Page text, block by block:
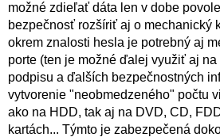
možné zdieľať dáta len v dobe
bezpečnosť rozšíriť aj o mechanický
okrem znalosti hesla je potrebný aj
porte (ten je možné ďalej využiť aj
podpisu a ďalších bezpečnostných
vytvorenie "neobmedzeného" počtu
ako na HDD, tak aj na DVD, CD,
kartách... Týmto je zabezpečená